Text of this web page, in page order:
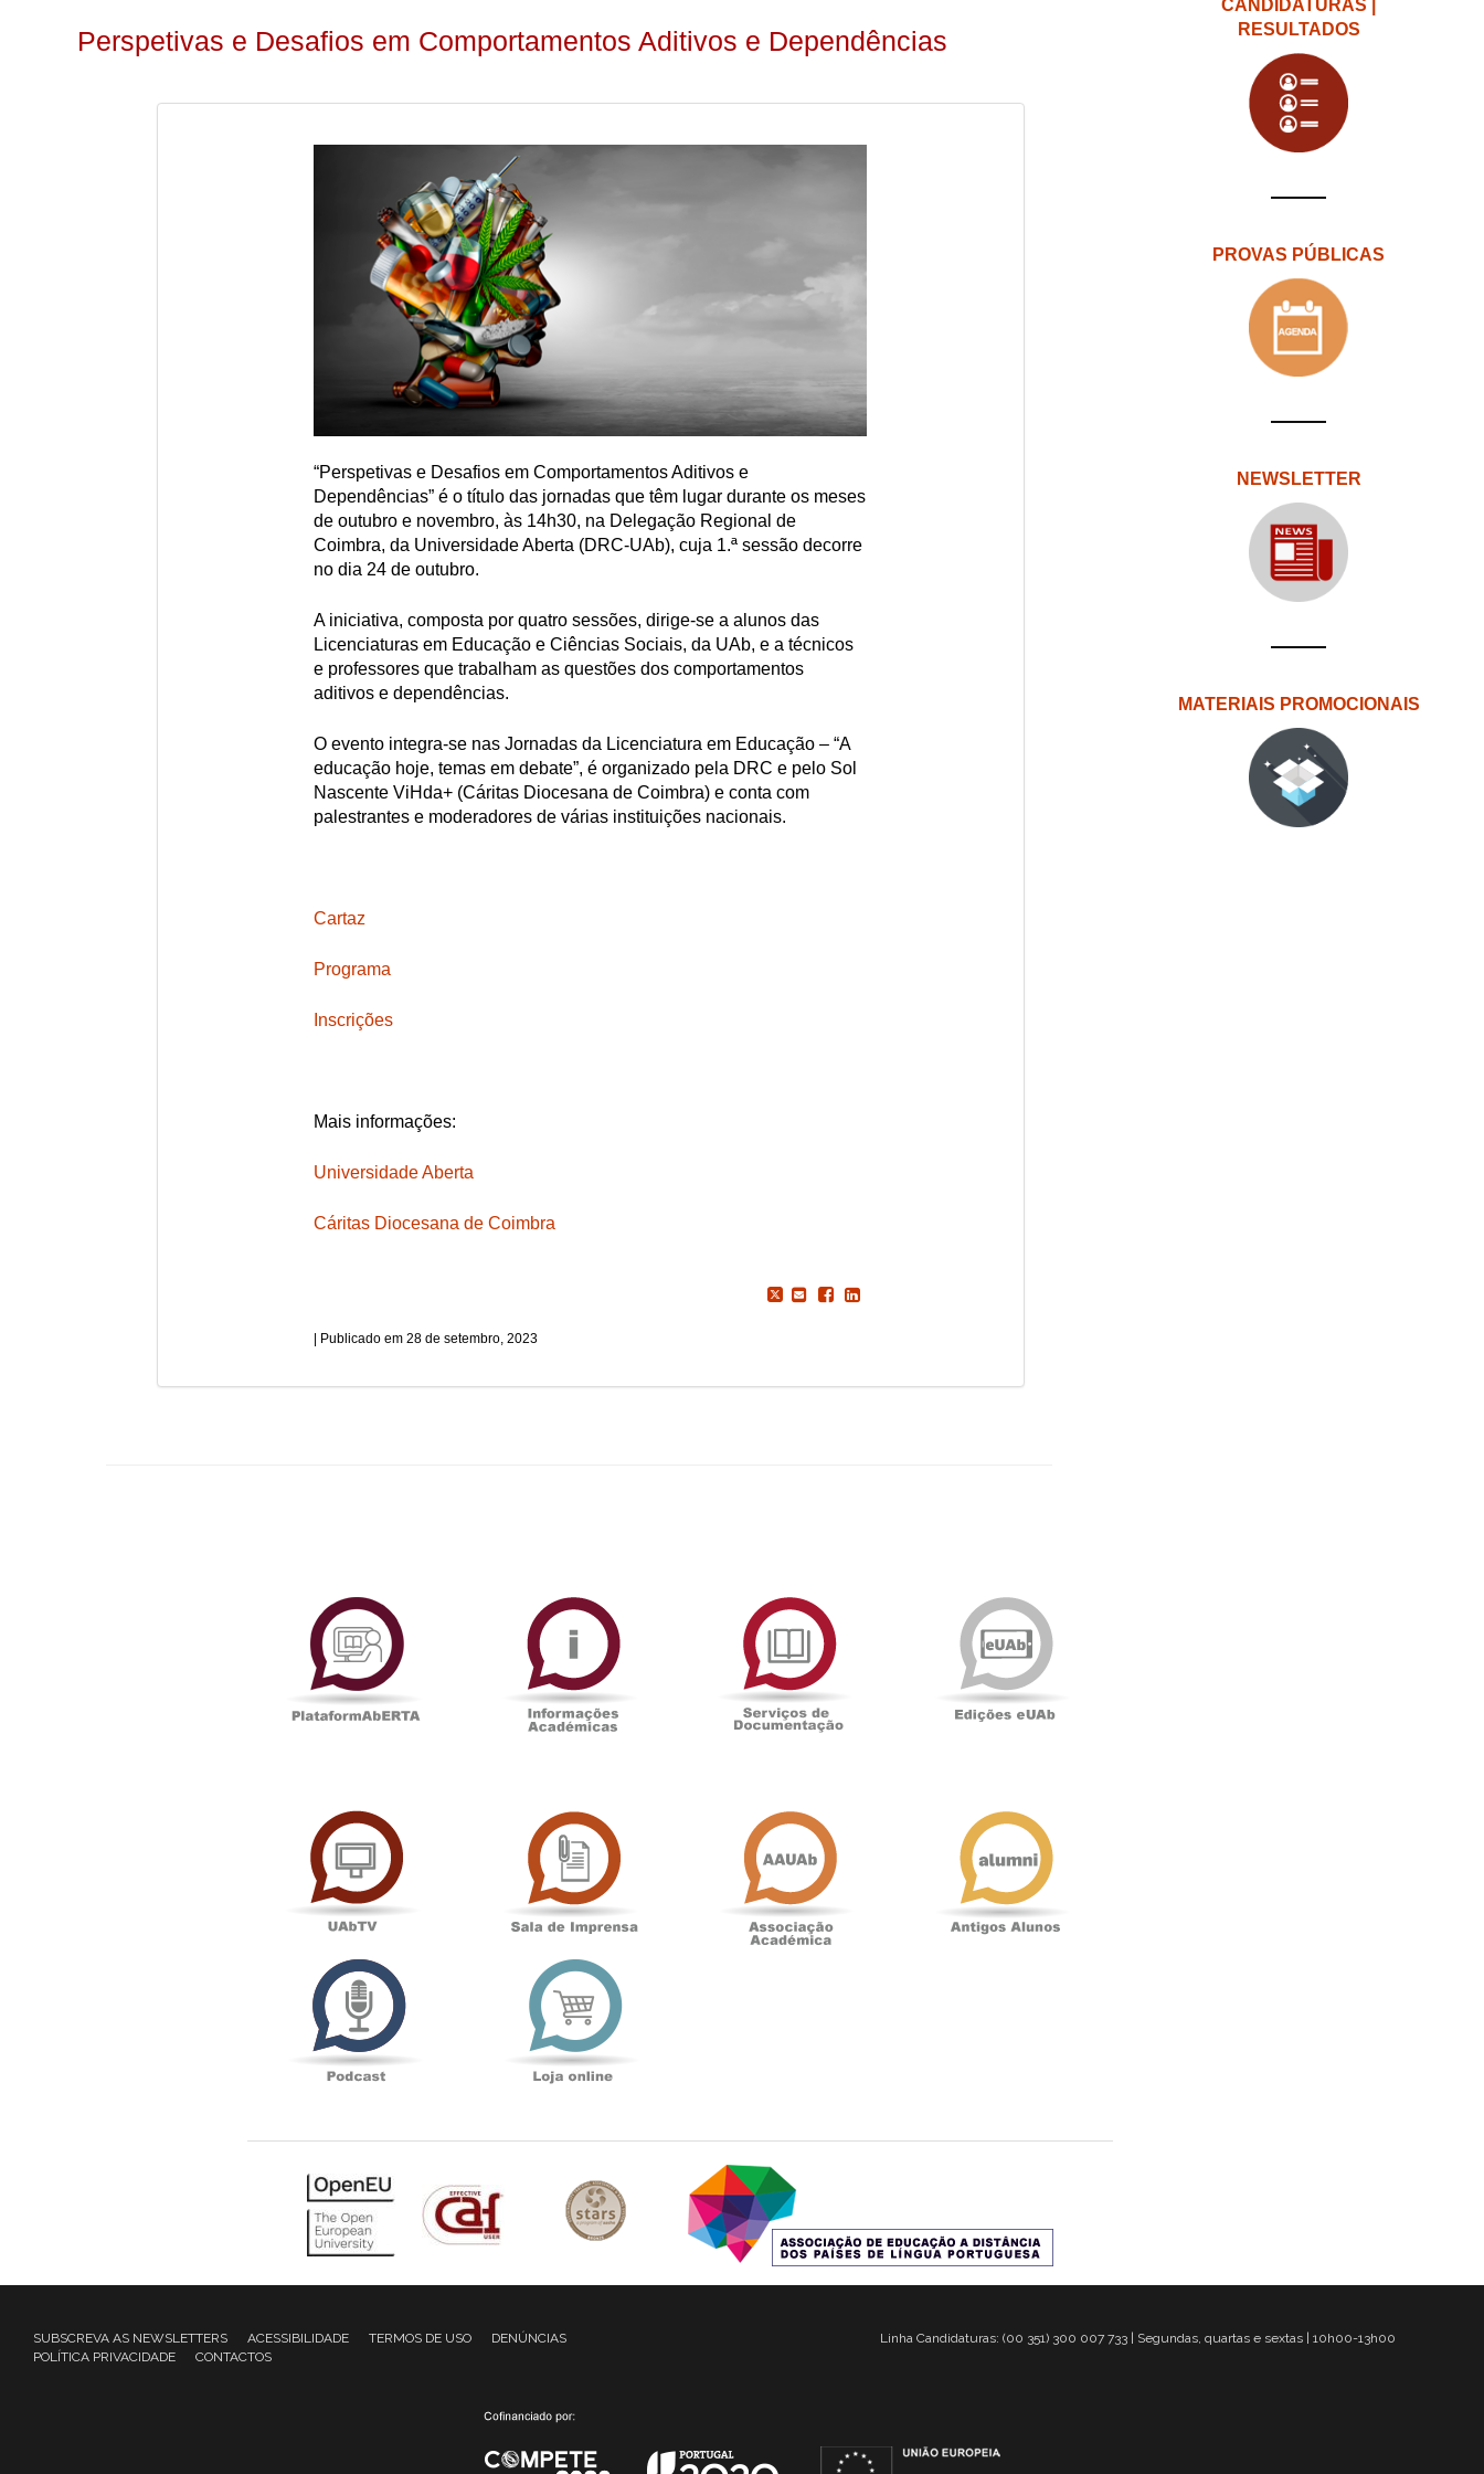
Perspetivas e Desafios em Comportamentos Aditivos e Dependências
“Perspetivas e Desafios em Comportamentos Aditivos e
Dependências” é o título das jornadas que têm lugar durante os meses
de outubro e novembro, às 14h30, na Delegação Regional de
Coimbra, da Universidade Aberta (DRC-UAb), cuja 1.ª sessão decorre
no dia 24 de outubro.
A iniciativa, composta por quatro sessões, dirige-se a alunos das
Licenciaturas em Educação e Ciências Sociais, da UAb, e a técnicos
e professores que trabalham as questões dos comportamentos
aditivos e dependências.
O evento integra-se nas Jornadas da Licenciatura em Educação – “A
educação hoje, temas em debate”, é organizado pela DRC e pelo Sol
Nascente ViHda+ (Cáritas Diocesana de Coimbra) e conta com
palestrantes e moderadores de várias instituições nacionais.
Cartaz
Programa
Inscrições
Mais informações:
Universidade Aberta
Cáritas Diocesana de Coimbra
28 de setembro, 2023
CANDIDATURAS |
RESULTADOS
PROVAS PÚBLICAS
NEWSLETTER
MATERIAIS PROMOCIONAIS
PlataformAberta
Académicas
Documentação
SUBSCREVA AS NEWSLETTERS ACESSIBILIDADE TERMOS DE USO
DENÚNCIAS
POLÍTICA PRIVACIDADE
CONTACTOS
Linha Candidaturas: (00 351) 300 007 733 | Segundas, quartas e sextas | 10h00-13h00